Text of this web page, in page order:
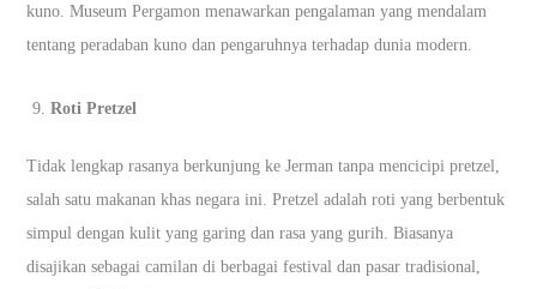
kuno. Museum Pergamon menawarkan pengalaman yang mendalam
tentang peradaban kuno dan pengaruhnya terhadap dunia modern.
Roti Pretzel
Tidak lengkap rasanya berkunjung ke Jerman tanpa mencicipi pretzel,
salah satu makanan khas negara ini. Pretzel adalah roti yang berbentuk
simpul dengan kulit yang garing dan rasa yang gurih. Biasanya
disajikan sebagai camilan di berbagai festival dan pasar tradisional,